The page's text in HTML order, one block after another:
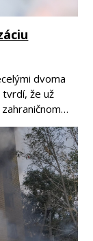
dvoma
tvrdí, že už